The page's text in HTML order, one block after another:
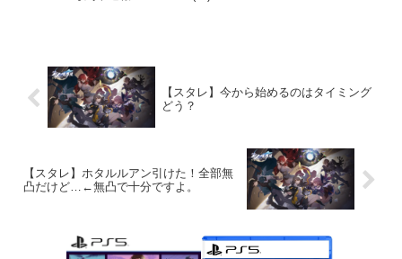
【スタレ】今から始めるのはタイミング
どう？
【スタレ】ホタルルアン引けた！全部無
凸だけど…←無凸で十分ですよ。